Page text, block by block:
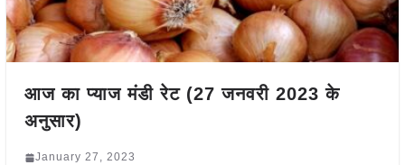
आज का प्याज मंडी रेट (27 जनवरी 2023 के
अनुसार)
January 27, 2023